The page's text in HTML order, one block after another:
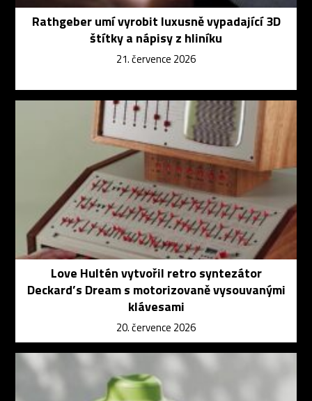
Rathgeber umí vyrobit luxusně vypadající 3D
štítky a nápisy z hliníku
21. července 2026
Love Hultén vytvořil retro syntezátor
Deckard’s Dream s motorizovaně vysouvanými
klávesami
20. července 2026